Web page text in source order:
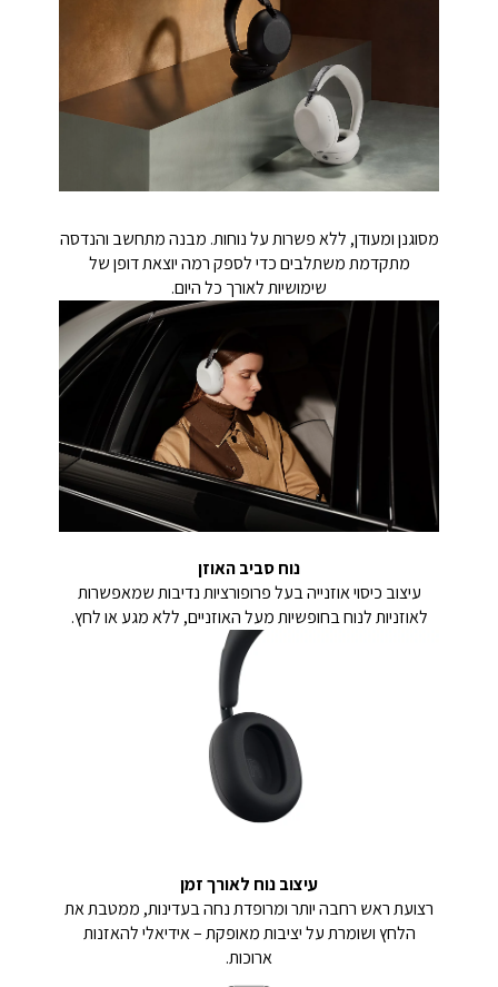
מסוגנן ומעודן, ללא פשרות על נוחות. מבנה מתחשב והנדסה
מתקדמת משתלבים כדי לספק רמה יוצאת דופן של
שימושיות לאורך כל היום.
נוח סביב האוזן
עיצוב כיסוי אוזנייה בעל פרופורציות נדיבות שמאפשרות
לאוזניות לנוח בחופשיות מעל האוזניים, ללא מגע או לחץ.
עיצוב נוח לאורך זמן
רצועת ראש רחבה יותר ומרופדת נחה בעדינות, ממטבת את
הלחץ ושומרת על יציבות מאופקת – אידיאלי להאזנות
ארוכות.